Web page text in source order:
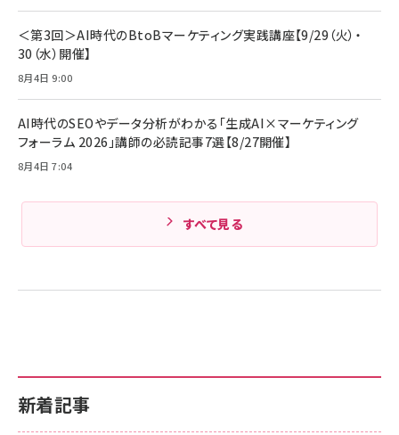
Anker PowerLine III Flow USB-C & USB-C
ケーブル Anker絡まないケーブル 240W 結束バン
ド付き USB PD対応 シリコン素材採用 iPhone
Amazonランキングをもっと見る
キャンペーン】
￥4,857
新着記事
＜第3回＞AI時代のBtoBマーケティング実践講座【9/29（火）・
30（水）開催】
8月4日 9:00
AI時代のSEOやデータ分析がわかる「生成AI×マーケティング
フォーラム 2026」講師の必読記事7選【8/27開催】
8月4日 7:04
すべて見る